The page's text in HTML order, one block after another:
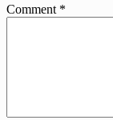
Comment *